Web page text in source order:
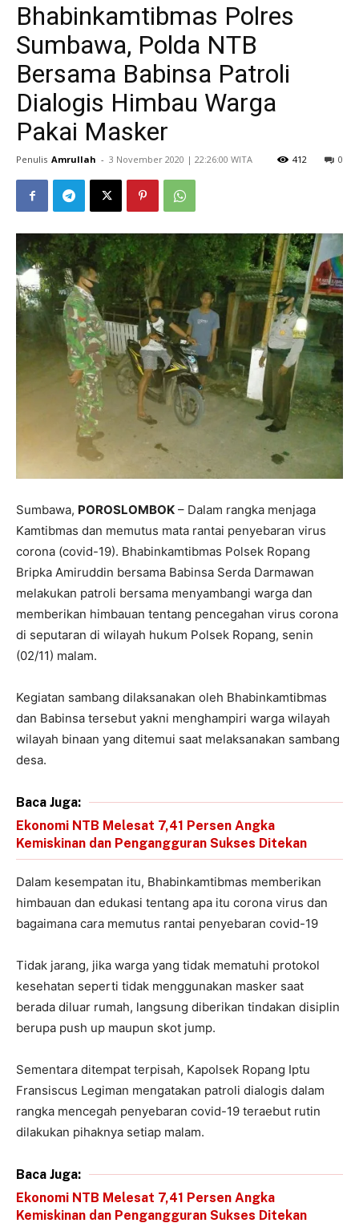
Bhabinkamtibmas Polres
Sumbawa, Polda NTB
Bersama Babinsa Patroli
Dialogis Himbau Warga
Pakai Masker
Penulis Amrullah - ​3 November 2020 | 22:26:00 WITA 0
412
Sumbawa, POROSLOMBOK – Dalam rangka menjaga
Kamtibmas dan memutus mata rantai penyebaran virus
corona (covid-19). Bhabinkamtibmas Polsek Ropang
Bripka Amiruddin bersama Babinsa Serda Darmawan
melakukan patroli bersama menyambangi warga dan
memberikan himbauan tentang pencegahan virus corona
di seputaran di wilayah hukum Polsek Ropang, senin
(02/11) malam.
Kegiatan sambang dilaksanakan oleh Bhabinkamtibmas
dan Babinsa tersebut yakni menghampiri warga wilayah
wilayah binaan yang ditemui saat melaksanakan sambang
desa.
Baca Juga:
Ekonomi NTB Melesat 7,41 Persen Angka
Kemiskinan dan Pengangguran Sukses Ditekan
Dalam kesempatan itu, Bhabinkamtibmas memberikan
himbauan dan edukasi tentang apa itu corona virus dan
bagaimana cara memutus rantai penyebaran covid-19
Tidak jarang, jika warga yang tidak mematuhi protokol
kesehatan seperti tidak menggunakan masker saat
berada diluar rumah, langsung diberikan tindakan disiplin
berupa push up maupun skot jump.
Sementara ditempat terpisah, Kapolsek Ropang Iptu
Fransiscus Legiman mengatakan patroli dialogis dalam
rangka mencegah penyebaran covid-19 teraebut rutin
dilakukan pihaknya setiap malam.
Baca Juga:
Ekonomi NTB Melesat 7,41 Persen Angka
Kemiskinan dan Pengangguran Sukses Ditekan